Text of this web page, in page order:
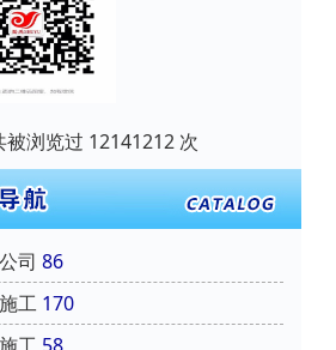
被浏览过 12141212 次
司 86
工 170